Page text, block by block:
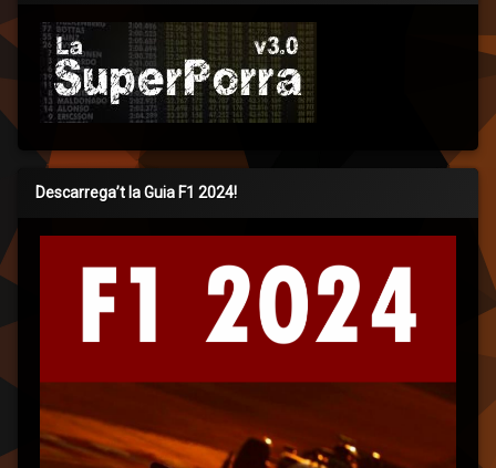
Descarrega’t la Guia F1 2024!